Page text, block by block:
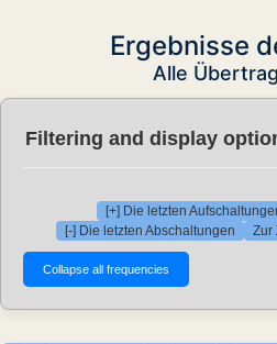
Ergebnisse
Alle
Filtering and display
[+] Die letzten
[-] Die letzten Abschaltungen
Zur